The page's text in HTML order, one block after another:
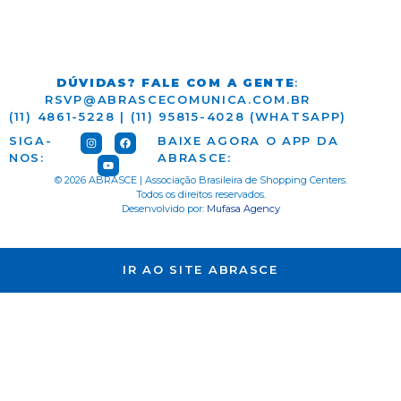
DÚVIDAS? FALE COM A GENTE:
RSVP@ABRASCECOMUNICA.COM.BR
(11) 4861-5228 | (11) 95815-4028 (WHATSAPP)
SIGA-
NOS:
BAIXE AGORA O APP DA
ABRASCE:
© 2026 ABRASCE | Associação Brasileira de Shopping Centers.
Todos os direitos reservados.
Desenvolvido por: Mufasa Agency
IR AO SITE ABRASCE